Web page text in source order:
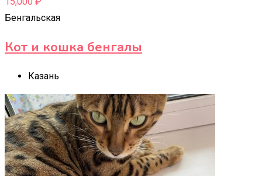
Бенгальская
Кот и кошка бенгалы
Казань